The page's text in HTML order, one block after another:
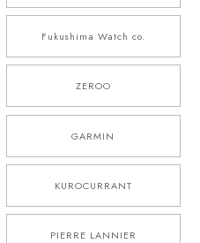
Fukushima Watch co.
ZEROO
GARMIN
KUROCURRANT
PIERRE LANNIER